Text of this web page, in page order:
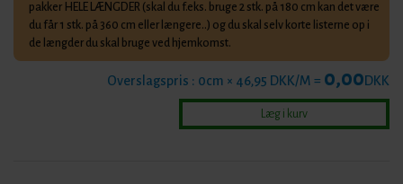
pakker HELE LÆNGDER (skal du f.eks. bruge 2 stk. på 180 cm kan det være
du får 1 stk. på 360 cm eller længere..) og du skal selv korte listerne op i
de længder du skal bruge ved hjemkomst.
Overslagspris : 0cm × 46,95 DKK/M = 0,00DKK